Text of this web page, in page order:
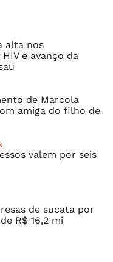
alta nos
e avanço da
de Marcola
amiga do filho de
valem por seis
de sucata por
R$ 16,2 mi